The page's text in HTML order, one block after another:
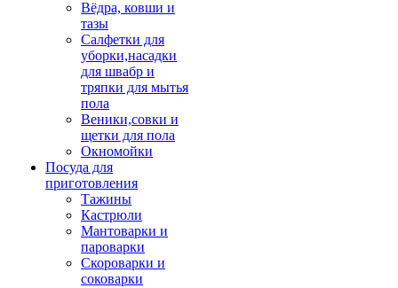
Вёдра, ковши и
тазы
Салфетки для
уборки,насадки
для швабр и
тряпки для мытья
пола
Веники,совки и
щетки для пола
Окномойки
Посуда для
приготовления
Тажины
Кастрюли
Мантоварки и
пароварки
Скороварки и
соковарки